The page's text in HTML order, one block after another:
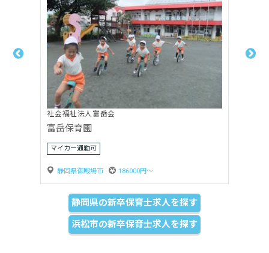
社会福祉法人嬰育会
月坂保育園
賞与3ヶ月以上
静岡県島田市
静岡県の新卒保育士求人を探す
浜松市の新卒保育士求人を探す